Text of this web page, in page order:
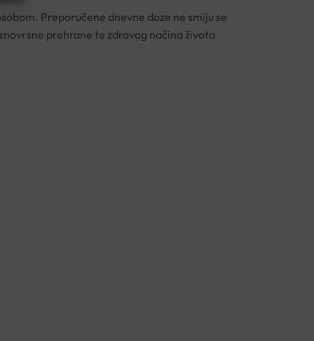
Preporučene dnevne doze ne smiju se
prehrane te zdravog načina života